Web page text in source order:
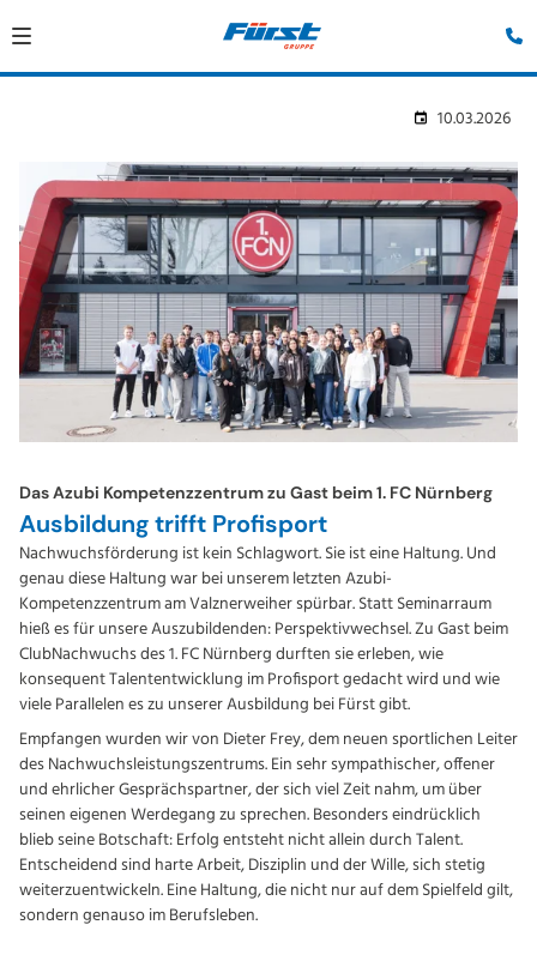
10.03.2026
Das Azubi Kompetenzzentrum zu Gast beim 1. FC Nürnberg
Ausbildung trifft Profisport
Nachwuchsförderung ist kein Schlagwort. Sie ist eine Haltung. Und
genau diese Haltung war bei unserem letzten Azubi-
Kompetenzzentrum am Valznerweiher spürbar. Statt Seminarraum
hieß es für unsere Auszubildenden: Perspektivwechsel. Zu Gast beim
ClubNachwuchs des 1. FC Nürnberg durften sie erleben, wie
konsequent Talententwicklung im Profisport gedacht wird und wie
viele Parallelen es zu unserer Ausbildung bei Fürst gibt.
Empfangen wurden wir von Dieter Frey, dem neuen sportlichen Leiter
des Nachwuchsleistungszentrums. Ein sehr sympathischer, offener
und ehrlicher Gesprächspartner, der sich viel Zeit nahm, um über
seinen eigenen Werdegang zu sprechen. Besonders eindrücklich
blieb seine Botschaft: Erfolg entsteht nicht allein durch Talent.
Entscheidend sind harte Arbeit, Disziplin und der Wille, sich stetig
weiterzuentwickeln. Eine Haltung, die nicht nur auf dem Spielfeld gilt,
sondern genauso im Berufsleben.